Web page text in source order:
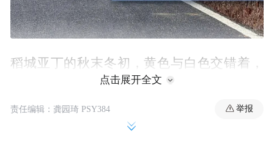
稻城亚丁的秋末冬初，黄色与白色交错着，
不像春天那样清澈透明，夏天那样碧波荡
漾。它有深秋的秋天那样层林尽染，五彩斑
斓，也带有一丝冬天的沉静和圣洁。
点击展开全文
责任编辑：龚园琦 PSY384 举报